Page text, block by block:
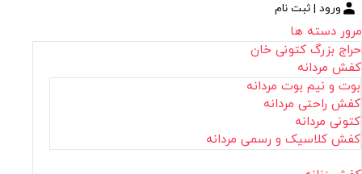
ورود | ثبت نام
مرور دسته ها
حراج بزرگ کتونی خان
کفش مردانه
بوت و نیم بوت مردانه
کفش راحتی مردانه
کتونی مردانه
کفش کلاسیک و رسمی مردانه